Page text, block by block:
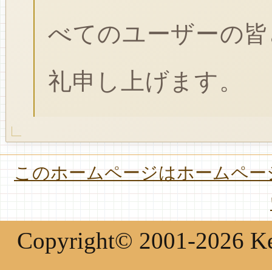
べてのユーザーの
礼申し上げます。
このホームページはホームペ
Copyright© 2001-2026